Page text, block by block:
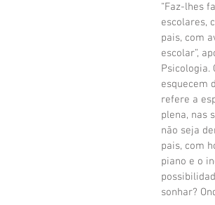
“Faz-lhes
escolares,
pais, com
escolar”,
Psicologia.
esquecem
refere a
plena, nas
não seja
pais, com
piano e o
sonhar?